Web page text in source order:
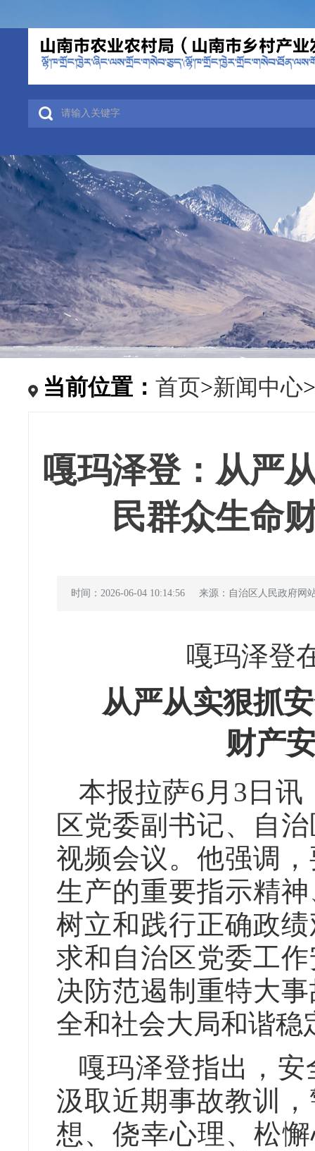
当前位置： 首页>新闻中心>
嘎玛泽登：从严
民群众生命
时间：2026-06-04 10:14:56 来源：自治区人民政府网
嘎玛泽登
从严从实狠抓
财产
本报拉萨6月3日
区党委副书记、自
视频会议。他强调
生产的重要指示精
树立和践行正确政
求和自治区党委工
决防范遏制重特大
全和社会大局和谐稳
嘎玛泽登指出，
汲取近期事故教训
想、侥幸心理、松